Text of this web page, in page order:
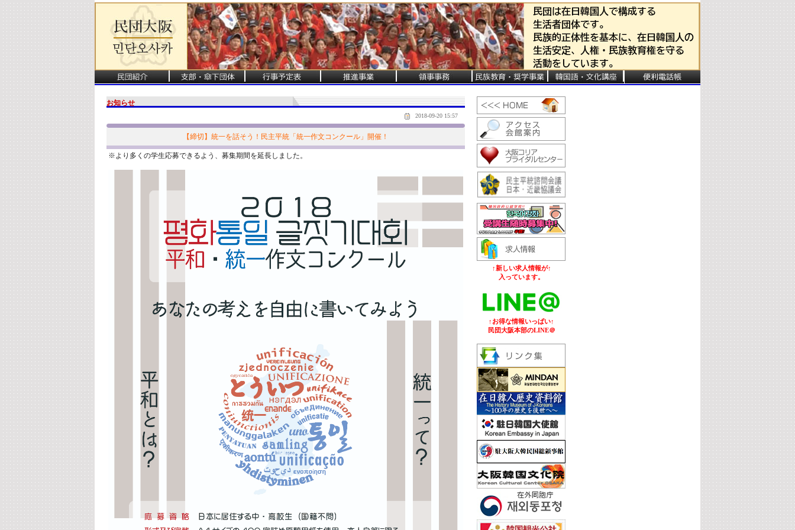
お知らせ
2018-09-20 15:57
【締切】統一を話そう！民主平統「統一作文コンクール」開催！
※より多くの学生応募できるよう、募集期間を延長しました。
↑新しい求人情報が↑
入っています。
↑お得な情報いっぱい↑
民団大阪本部のLINE＠